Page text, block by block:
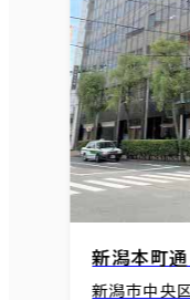
新潟本町
新潟市中央